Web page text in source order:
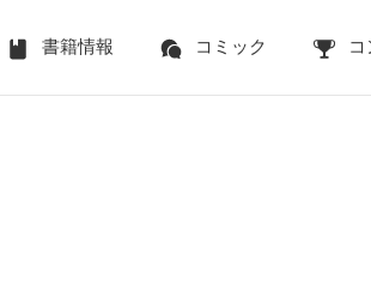
書籍情報 コミック コ